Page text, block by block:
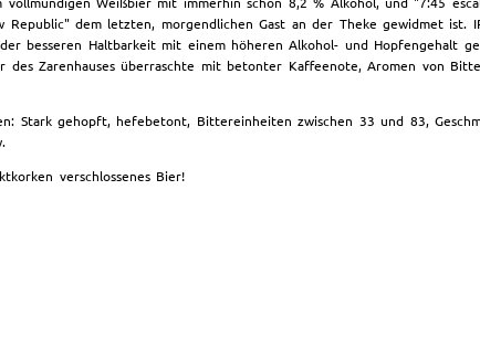
dem letzten, morgendlichen Gast an der Theke gewidmet ist.
besseren Haltbarkeit mit einem höheren Alkohol- und Hopfengehalt
Zarenhauses überraschte mit betonter Kaffeenote, Aromen von
Stark gehopft, hefebetont, Bittereinheiten zwischen 33 und 83,
verschlossenes Bier!